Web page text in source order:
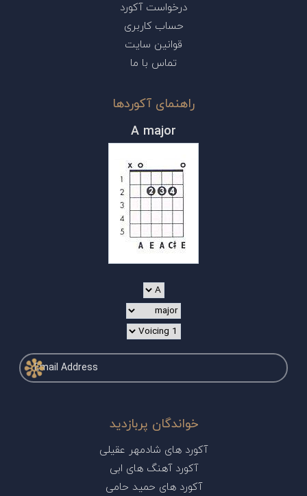
درخواست آکورد
حساب کاربری
قوانین سایت
تماس با ما
راهنمای آکوردها
A major
خواندگان پربازدید
آکورد های شادمهر عقیلی
آکورد آهنگ های ابی
آکورد های حمید حامی